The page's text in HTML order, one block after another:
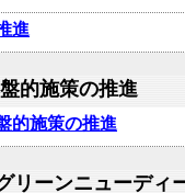
進
的施策の推進
的施策の推進
リーンニューディ